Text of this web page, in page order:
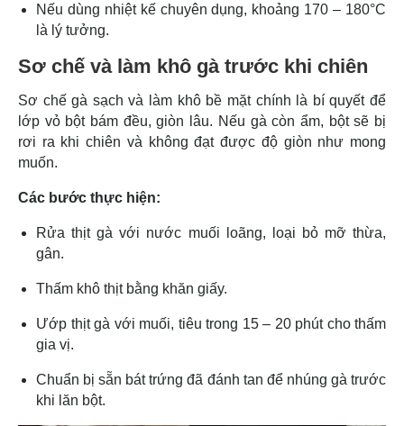
Nếu dùng nhiệt kế chuyên dụng, khoảng 170 – 180°C
là lý tưởng.
Sơ chế và làm khô gà trước khi chiên
Sơ chế gà sạch và làm khô bề mặt chính là bí quyết để
lớp vỏ bột bám đều, giòn lâu. Nếu gà còn ẩm, bột sẽ bị
rơi ra khi chiên và không đạt được độ giòn như mong
muốn.
Các bước thực hiện:
Rửa thịt gà với nước muối loãng, loại bỏ mỡ thừa,
gân.
Thấm khô thịt bằng khăn giấy.
Ướp thịt gà với muối, tiêu trong 15 – 20 phút cho thấm
gia vị.
Chuẩn bị sẵn bát trứng đã đánh tan để nhúng gà trước
khi lăn bột.